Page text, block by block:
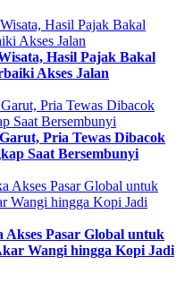
Hasil Pajak Bakal
Akses Jalan
Pria Tewas Dibacok
Saat Bersembunyi
Pasar Global untuk
Wangi hingga Kopi Jadi